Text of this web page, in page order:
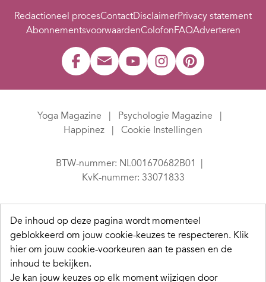
Redactioneel procesContactDisclaimerPrivacy statement
AbonnementsvoorwaardenColofonFAQAdverteren
Yoga Magazine
Psychologie Magazine
Happinez
Cookie Instellingen
BTW-nummer: NL001670682B01
KvK-nummer: 33071833
De inhoud op deze pagina wordt momenteel
geblokkeerd om jouw cookie-keuzes te respecteren. Klik
hier om jouw cookie-voorkeuren aan te passen en de
inhoud te bekijken.
Je kan jouw keuzes op elk moment wijzigen door